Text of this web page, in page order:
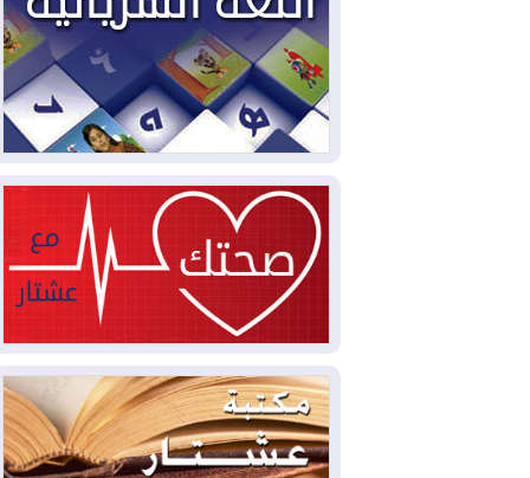
2026-08-04بيترو يشكو تزوير الانتخابات
الرئاسية ويحذر من "حرب أهلية" في
كولومبيا
2026-08-03رئيس إقليم كوردستان في
2026-08-03
العراق يؤكد مجدداً التزامه
بمنع الهجمات على الدول المجاورة
2026-08-03
العجز والاقتراض يطوقان
المالية العراقية.. اقتراض يتجاوز 3 تريليونات
دينار!
2026-08-03كوبا تغرق في الظلام مجددا
وانهيار الشبكة الكهربائية